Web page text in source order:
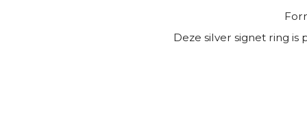
Deze silver signet ring